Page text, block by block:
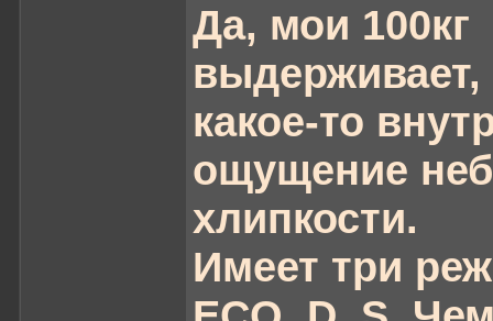
Да, мои 100кг
выдерживает,
какое-то
ощущение
хлипкости.
Имеет три